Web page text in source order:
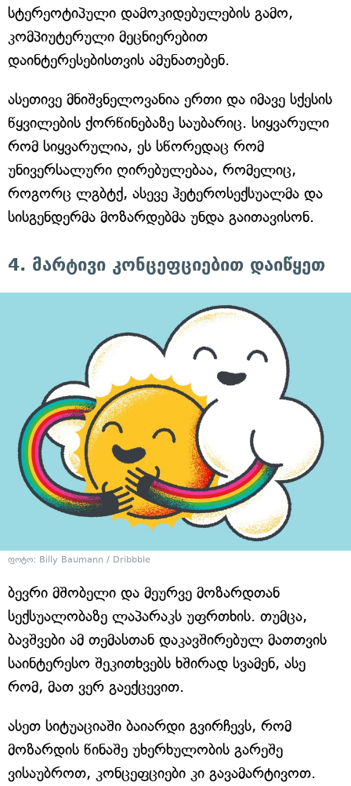
სტერეოტიპული დამოკიდებულების გამო,
კომპიუტერული მეცნიერებით
დაინტერესებისთვის ამუნათებენ.
ასეთივე მნიშვნელოვანია ერთი და იმავე სქესის
წყვილების ქორწინებაზე საუბარიც. სიყვარული
რომ სიყვარულია, ეს სწორედაც რომ
უნივერსალური ღირებულებაა, რომელიც,
როგორც ლგბტქ, ასევე ჰეტეროსექსუალმა და
სისგენდერმა მოზარდებმა უნდა გაითავისონ.
4. მარტივი კონცეფციებით დაიწყეთ
ფოტო: Billy Baumann / Dribbble
ბევრი მშობელი და მეურვე მოზარდთან
სექსუალობაზე ლაპარაკს უფრთხის. თუმცა,
ბავშვები ამ თემასთან დაკავშირებულ მათთვის
საინტერესო შეკითხვებს ხშირად სვამენ, ასე
რომ, მათ ვერ გაექცევით.
ასეთ სიტუაციაში ბაიარდი გვირჩევს, რომ
მოზარდის წინაშე უხერხულობის გარეშე
ვისაუბროთ, კონცეფციები კი გავამარტივოთ.